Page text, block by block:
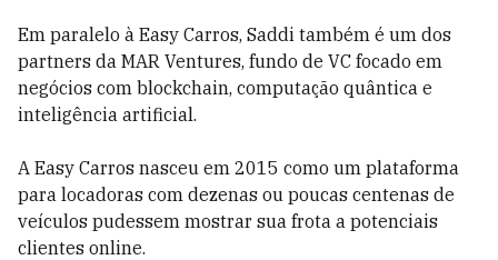
Em paralelo à Easy Carros, Saddi também é um dos
partners da MAR Ventures, fundo de VC focado em
negócios com blockchain, computação quântica e
inteligência artificial.
A Easy Carros nasceu em 2015 como um plataforma
para locadoras com dezenas ou poucas centenas de
veículos pudessem mostrar sua frota a potenciais
clientes online.